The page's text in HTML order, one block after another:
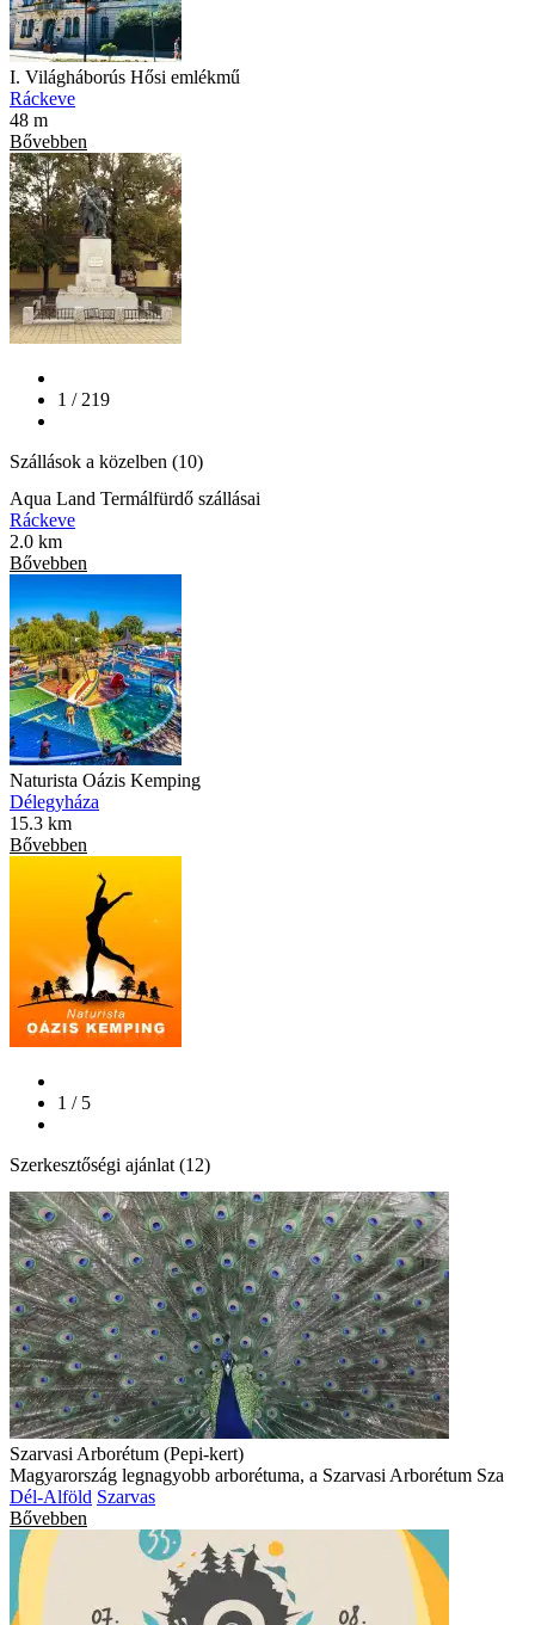
I. Világháborús Hősi emlékmű
Ráckeve
48 m
Bővebben
1 / 219
Szállások a közelben (10)
Aqua Land Termálfürdő szállásai
Ráckeve
2.0 km
Bővebben
Naturista Oázis Kemping
Délegyháza
15.3 km
Bővebben
1 / 5
Szerkesztőségi ajánlat (12)
Szarvasi Arborétum (Pepi-kert)
Magyarország legnagyobb arborétuma, a Szarvasi Arborétum Sza
Dél-Alföld Szarvas
Bővebben